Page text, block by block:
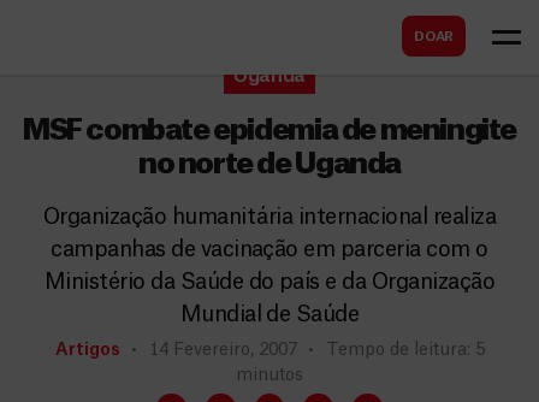
DOAR
r
Uganda
MSF combate epidemia de meningite
no norte de Uganda
Organização humanitária internacional realiza
campanhas de vacinação em parceria com o
Ministério da Saúde do país e da Organização
Mundial de Saúde
Artigos 14 Fevereiro, 2007
Tempo de leitura: 5
minutos
s
c
a